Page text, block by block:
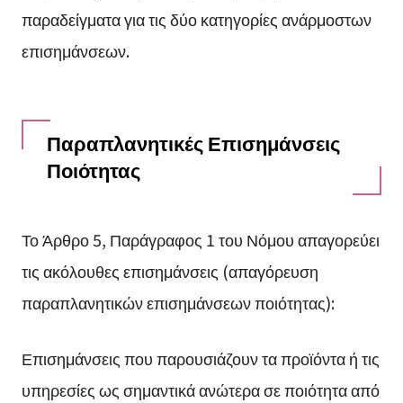
παραδείγματα για τις δύο κατηγορίες ανάρμοστων
επισημάνσεων.
Παραπλανητικές Επισημάνσεις
Ποιότητας
Το Άρθρο 5, Παράγραφος 1 του Νόμου απαγορεύει
τις ακόλουθες επισημάνσεις (απαγόρευση
παραπλανητικών επισημάνσεων ποιότητας):
Επισημάνσεις που παρουσιάζουν τα προϊόντα ή τις
υπηρεσίες ως σημαντικά ανώτερα σε ποιότητα από